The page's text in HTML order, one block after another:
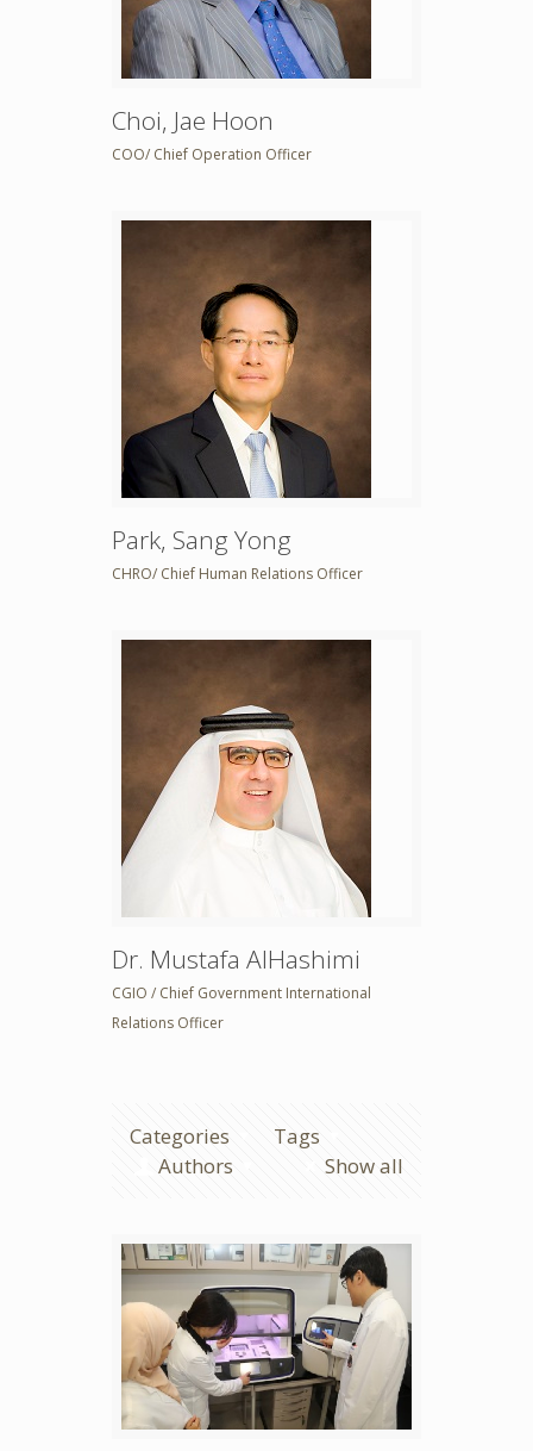
Choi, Jae Hoon
COO/ Chief Operation Officer
Park, Sang Yong
CHRO/ Chief Human Relations Officer
Dr. Mustafa AlHashimi
CGIO / Chief Government International
Relations Officer
Categories
Tags
Authors
Show all